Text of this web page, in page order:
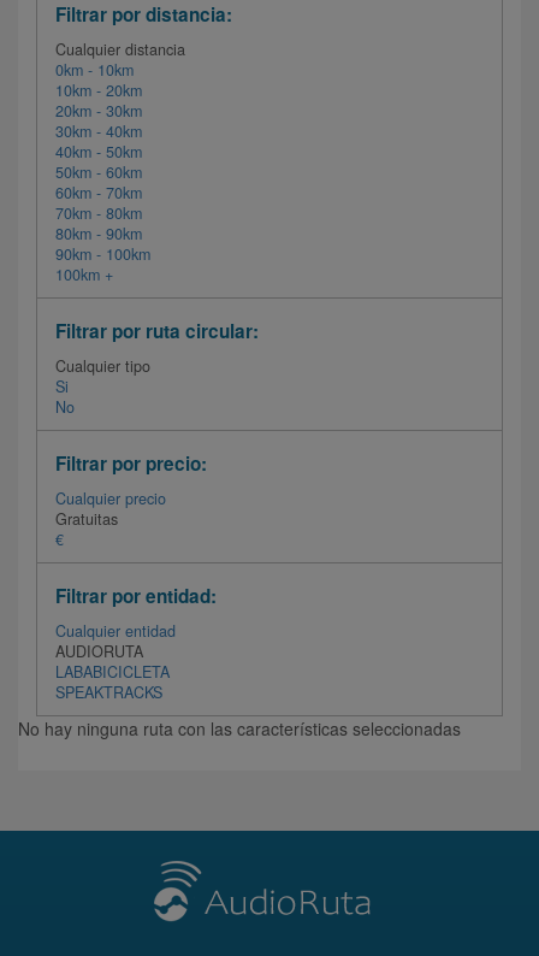
Filtrar por distancia:
Cualquier distancia
0km - 10km
10km - 20km
20km - 30km
30km - 40km
40km - 50km
50km - 60km
60km - 70km
70km - 80km
80km - 90km
90km - 100km
100km +
Filtrar por ruta circular:
Cualquier tipo
Si
No
Filtrar por precio:
Cualquier precio
Gratuitas
€
Filtrar por entidad:
Cualquier entidad
AUDIORUTA
LABABICICLETA
SPEAKTRACKS
No hay ninguna ruta con las características seleccionadas